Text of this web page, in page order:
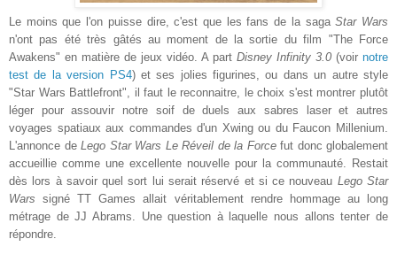
Le moins que l'on puisse dire, c'est que les fans de la sagaStar Wars
n'ont pas été très gâtés au moment de la sortie du film "The Force
Awakens" en matière de jeux vidéo. A part Disney Infinity 3.0 (voir notre
test de la version PS4) et ses jolies figurines, ou dans un autre style
"Star Wars Battlefront", il faut le reconnaitre, le choix s'est montrer plutôt
léger pour assouvir notre soif de duels aux sabres laser et autres
voyages spatiauxaux commandes d'un Xwing ou du Faucon Millenium.
L'annonce de Lego Star Wars Le Réveil de la Forcefut donc globalement
accueillie comme une excellente nouvelle pour la communauté. Restait
dès lors à savoir quel sort lui serait réservé et si ce nouveau Lego Star
Wars signé TT Games allait véritablement rendre hommage au long
métrage de JJ Abrams. Une question à laquelle nous allons tenter de
répondre.